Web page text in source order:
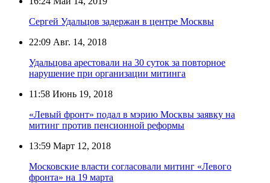
Сергей Удальцов задержан в центре Москвы
22:09 Авг. 14, 2018
Удальцова арестовали на 30 суток за повторное
нарушение при организации митинга
11:58 Июнь 19, 2018
«Левый фронт» подал в мэрию Москвы заявку на
митинг против пенсионной реформы
13:59 Март 12, 2018
Московские власти согласовали митинг «Левого
фронта» на 19 марта